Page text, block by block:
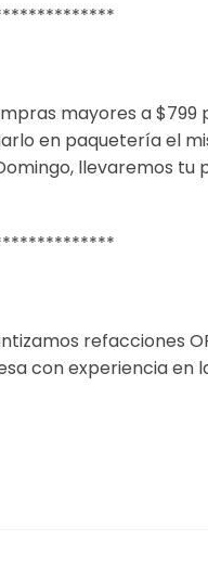
mayores a $799
en paquetería el
llevaremos tu
refacciones
con experiencia